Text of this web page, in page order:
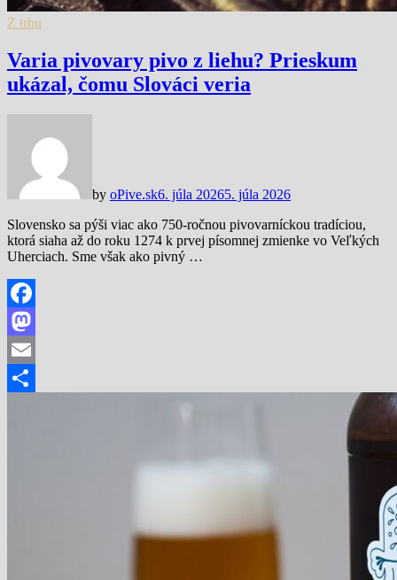
Z trhu
Varia pivovary pivo z liehu? Prieskum
ukázal, čomu Slováci veria
by oPive.sk6. júla 20265. júla 2026
Slovensko sa pýši viac ako 750-ročnou pivovarníckou tradíciou,
ktorá siaha až do roku 1274 k prvej písomnej zmienke vo Veľkých
Uherciach. Sme však ako pivný …
Facebook
Mastodon
Email